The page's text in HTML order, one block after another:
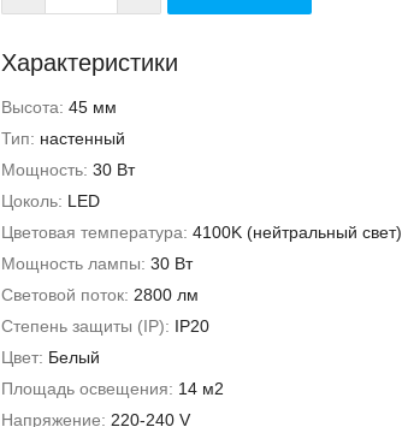
Характеристики
Высота: 45 мм
Тип: настенный
Мощность: 30 Вт
Цоколь: LED
Цветовая температура: 4100K (нейтральный свет)
Мощность лампы: 30 Вт
Световой поток: 2800 лм
Степень защиты (IP): IP20
Цвет: Белый
Площадь освещения: 14 м2
Напряжение: 220-240 V